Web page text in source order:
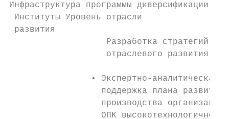
Инфраструктура программы диверсификации ОПК
Институты Уровень отрасли
развития
Разработка стратегий
отраслевого развития
• Экспертно-аналитическая
поддержка плана
производства
ОПК высокотехнологичной